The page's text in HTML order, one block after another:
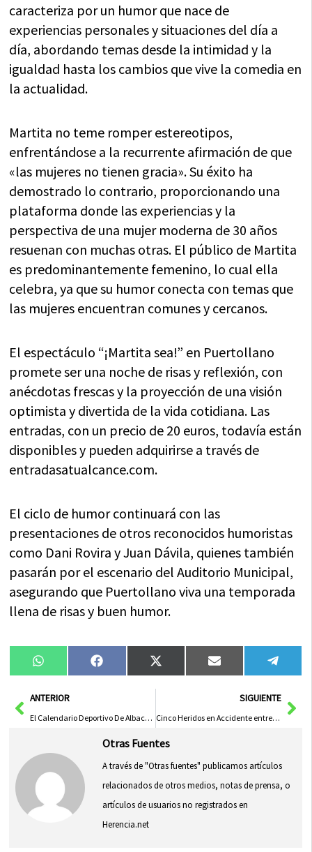
caracteriza por un humor que nace de
experiencias personales y situaciones del día a
día, abordando temas desde la intimidad y la
igualdad hasta los cambios que vive la comedia en
la actualidad.
Martita no teme romper estereotipos,
enfrentándose a la recurrente afirmación de que
«las mujeres no tienen gracia». Su éxito ha
demostrado lo contrario, proporcionando una
plataforma donde las experiencias y la
perspectiva de una mujer moderna de 30 años
resuenan con muchas otras. El público de Martita
es predominantemente femenino, lo cual ella
celebra, ya que su humor conecta con temas que
las mujeres encuentran comunes y cercanos.
El espectáculo “¡Martita sea!” en Puertollano
promete ser una noche de risas y reflexión, con
anécdotas frescas y la proyección de una visión
optimista y divertida de la vida cotidiana. Las
entradas, con un precio de 20 euros, todavía están
disponibles y pueden adquirirse a través de
entradasatualcance.com.
El ciclo de humor continuará con las
presentaciones de otros reconocidos humoristas
como Dani Rovira y Juan Dávila, quienes también
pasarán por el escenario del Auditorio Municipal,
asegurando que Puertollano viva una temporada
llena de risas y buen humor.
Compartir
en
WhatsAppCompartir
en
FacebookCompartir
en
X
(Twitter)
Compartir
en
Email
en
AntANTERIOR
El Calendario Deportivo De Albacete 2025 Incluye Más De 40 Pruebas En Diversas Disciplinas Y Niveles
SIGUIENTE
Cinco Heridos en Accidente entre Dos Coches y una Moto en La Gineta
Otras Fuentes
A través de "Otras fuentes" publicamos artículos
relacionados de otros medios, notas de prensa, o
artículos de usuarios no registrados en
Herencia.net